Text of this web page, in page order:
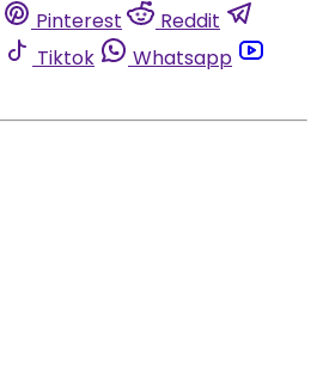
Pinterest
Reddit
Tiktok
Whatsapp